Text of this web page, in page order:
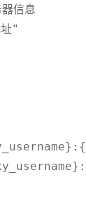
信息
"